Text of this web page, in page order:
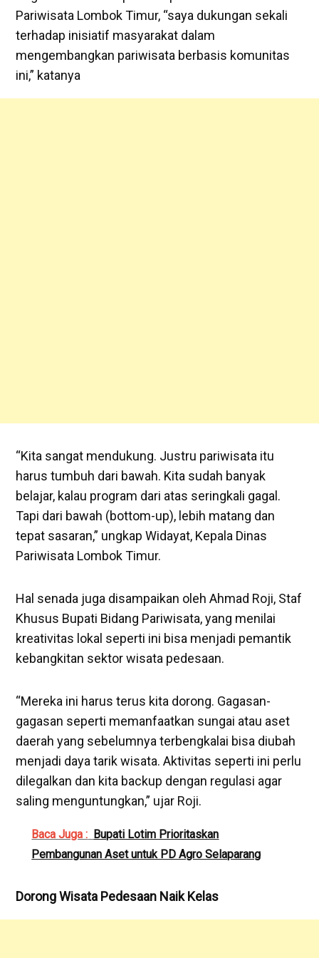
Pariwisata Lombok Timur, “saya dukungan sekali
terhadap inisiatif masyarakat dalam
mengembangkan pariwisata berbasis komunitas
ini,” katanya
‎“Kita sangat mendukung. Justru pariwisata itu
harus tumbuh dari bawah. Kita sudah banyak
belajar, kalau program dari atas seringkali gagal.
Tapi dari bawah (bottom-up), lebih matang dan
tepat sasaran,” ungkap Widayat, Kepala Dinas
Pariwisata Lombok Timur.
‎Hal senada juga disampaikan oleh Ahmad Roji, Staf
Khusus Bupati Bidang Pariwisata, yang menilai
kreativitas lokal seperti ini bisa menjadi pemantik
kebangkitan sektor wisata pedesaan.
‎“Mereka ini harus terus kita dorong. Gagasan-
gagasan seperti memanfaatkan sungai atau aset
daerah yang sebelumnya terbengkalai bisa diubah
menjadi daya tarik wisata. Aktivitas seperti ini perlu
dilegalkan dan kita backup dengan regulasi agar
saling menguntungkan,” ujar Roji.
Baca Juga : Bupati Lotim Prioritaskan
Pembangunan Aset untuk PD Agro Selaparang
Dorong Wisata Pedesaan Naik Kelas